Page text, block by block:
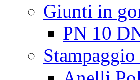
Giunti in
PN 10